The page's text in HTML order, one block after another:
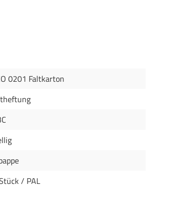
0201 Faltkarton
/ PAL